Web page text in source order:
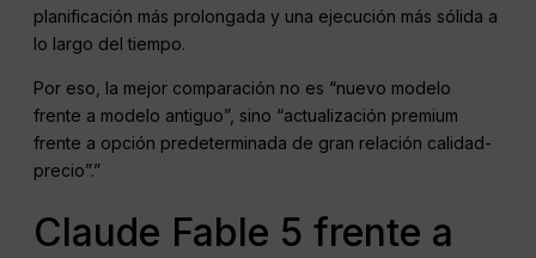
planificación más prolongada y una ejecución más sólida a
lo largo del tiempo.
Por eso, la mejor comparación no es “nuevo modelo
frente a modelo antiguo”, sino “actualización premium
frente a opción predeterminada de gran relación calidad-
precio”.”
Claude Fable 5 frente a